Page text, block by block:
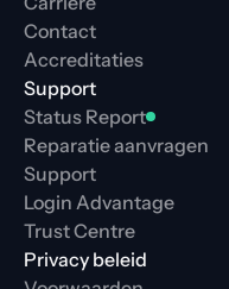
Contact
Accreditaties
Support
Status Report
Reparatie aanvragen
Support
Login Advantage
Trust Centre
Privacy beleid